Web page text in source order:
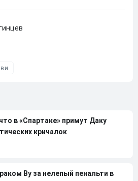
в «Спартаке» примут Даку
кричалок
Ву за нелепый пенальти в